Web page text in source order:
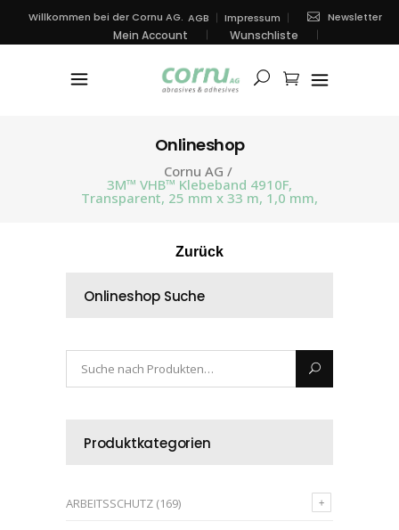
Willkommen bei der Cornu AG. AGB Impressum Newsletter
Mein Account Wunschliste
Onlineshop
Cornu AG /
3M™ VHB™ Klebeband 4910F,
Transparent, 25 mm x 33 m, 1,0 mm,
Zurück
Onlineshop Suche
Produktkategorien
ARBEITSSCHUTZ (169)